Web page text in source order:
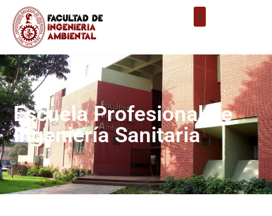
Escuela Profesional de
Ingeniería Sanitaria